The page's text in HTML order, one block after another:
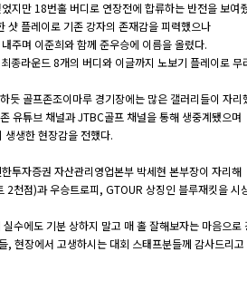
지만 18번홀 버디로 연장전에 합류하는 반전을 보여
샷 플레이로 기존 강자의 존재감을 피력했으나
주며 이준희와 함께 준우승에 이름을 올렸다.
종라운드 8개의 버디와 이글까지 노보기 플레이로
듯 골프존조이마루 경기장에는 많은 갤러리들이 자
유튜브 채널과 JTBC골프 채널을 통해 생중계됐으며
생한 현장감을 전했다.
투자증권 자산관리영업본부 박세현 본부장이 자리해
천점)과 우승트로피, GTOUR 상징인 블루재킷을 시
수에도 기분 상하지 말고 매 홀 잘해보자는 마음으
, 현장에서 고생하시는 대회 스태프분들께 감사드리